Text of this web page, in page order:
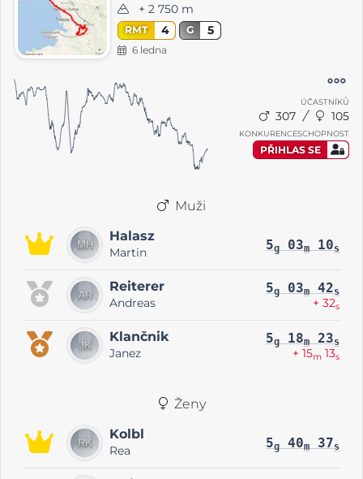
+ 2 750 m
RMT 4 G 5
6 ledna
ÚČASTNÍKŮ
307 105
KONKURENCESCHOPNOST
PŘIHLAS SE
Muži
Halasz
Martin 5g 03m 10s
Reiterer
Andreas
5g 03m 42s
+ 32s
Klančnik
Janez
5g 18m 23s
+ 15m 13s
Ženy
Kolbl
Rea 5g 40m 37s